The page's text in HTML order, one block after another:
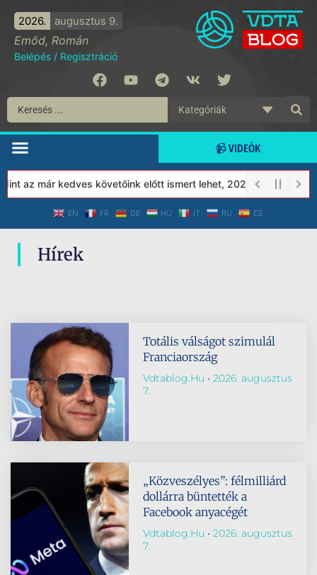
2026. augusztus 9.
Emőd, Román
Belépés / Regisztráció
📹 VIDEÓK
az már kedves követőink előtt ismert lehet, 2023-tól a Védett
EN FR DE HU IT RU ES
Hírek
Totális válságot szimulál
Franciaország
Vdtablog.hu
2026. augusztus
7.
„Közveszélyes”: félmilliárd
dollárra büntették a
Facebook anyacégét
Vdtablog.hu
2026. augusztus
7.